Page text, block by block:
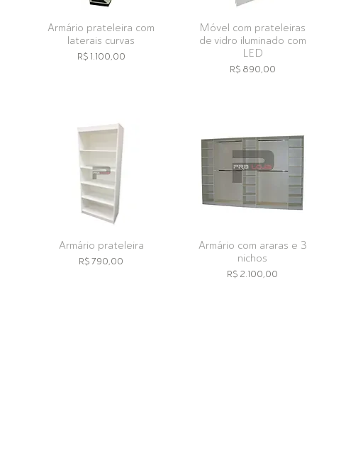
Armário prateleira com
laterais curvas
Preço
R$ 1.100,00
Móvel com prateleiras
de vidro iluminado com
LED
Preço
R$ 890,00
Armário prateleira
Preço
R$ 790,00
Armário com araras e 3
nichos
Preço
R$ 2.100,00